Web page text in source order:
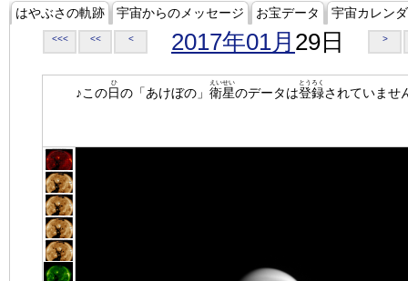
はやぶさの軌跡 宇宙からのメッセージ お宝データ 宇宙カレン
<<< << < 2017年01月 29日 >
♪この日
ひ
の「あけぼの」 衛星
えいせい
のデータは登録
とうろく
されていませ